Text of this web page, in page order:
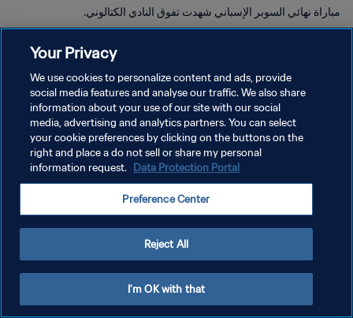
مباراة نهائي السوبر الإسباني شهدت تفوق النادي الكتالوني.
سياسة الخصوصية
شروط الخدمة
إدارة تفضيلات ملفات تعريف الارتباط
Your Privacy
We use cookies to personalize content and ads, provide
social media features and analyse our traffic. We also share
information about your use of our site with our social
media, advertising and analytics partners. You can select
your cookie preferences by clicking on the buttons on the
right and place a do not sell or share my personal
information request. Data Protection Portal
Preference Center
Reject All
I'm OK with that